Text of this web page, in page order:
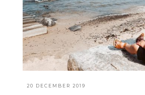
20 DECEMBER 2019